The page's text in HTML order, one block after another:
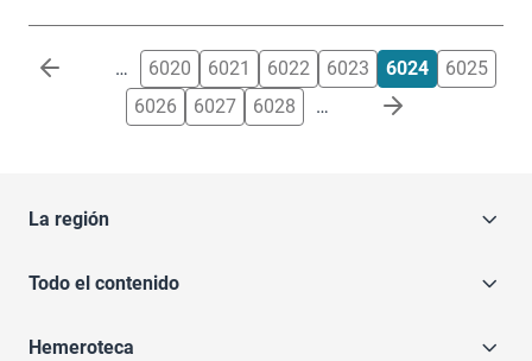
Paginación … 6020 6021 6022 6023 6024
6025
6026
6027 6028 …
La región
Todo el contenido
Hemeroteca